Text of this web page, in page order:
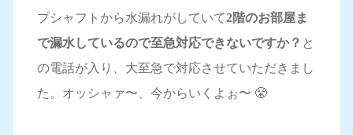
プシャフトから水漏れがしていて2階のお部屋ま
で漏水しているので至急対応できないですか？ と
の電話が入り、大至急で対応させていただきまし
た。オッシャァ〜、今からいくよぉ〜 😤